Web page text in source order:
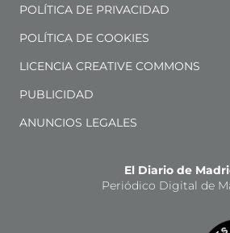
POLÍTICA DE PRIVACIDAD
POLÍTICA DE COOKIES
LICENCIA CREATIVE COMMONS
PUBLICIDAD
ANUNCIOS LEGALES
El Diario de
Periódico Digital de